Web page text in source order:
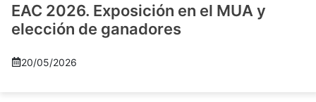
EAC 2026. Exposición en el MUA y
elección de ganadores
20/05/2026